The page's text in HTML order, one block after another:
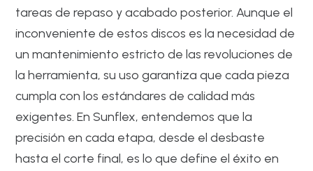
tareas de repaso y acabado posterior. Aunque el
inconveniente de estos discos es la necesidad de
un mantenimiento estricto de las revoluciones de
la herramienta, su uso garantiza que cada pieza
cumpla con los estándares de calidad más
exigentes. En Sunflex, entendemos que la
precisión en cada etapa, desde el desbaste
hasta el corte final, es lo que define el éxito en